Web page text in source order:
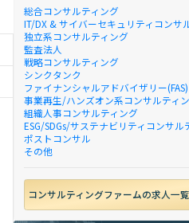
総合コンサルティング
IT/DX & サイバーセキュリティコンサ
独立系コンサルティング
監査法人
戦略コンサルティング
シンクタンク
ファイナンシャルアドバイザリー(FAS)
事業再生/ハンズオン系コンサルティ
組織人事コンサルティング
ESG/SDGs/サステナビリティコンサル
ポストコンサル
その他
コンサルティングファームの求人一